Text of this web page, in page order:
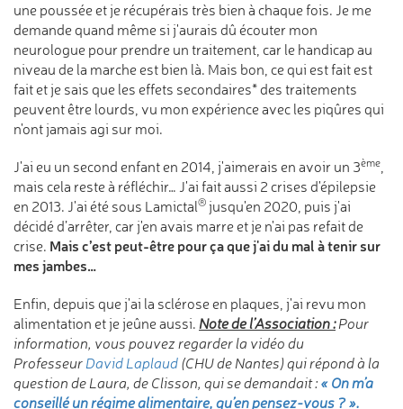
une poussée et je récupérais très bien à chaque fois. Je me
demande quand même si j'aurais dû écouter mon
neurologue pour prendre un traitement, car le handicap au
niveau de la marche est bien là. Mais bon, ce qui est fait est
fait et je sais que les effets secondaires* des traitements
peuvent être lourds, vu mon expérience avec les piqûres qui
n'ont jamais agi sur moi.
J'ai eu un second enfant en 2014, j'aimerais en avoir un 3ème,
mais cela reste à réfléchir… J'ai fait aussi 2 crises d'épilepsie
en 2013. J'ai été sous Lamictal® jusqu'en 2020, puis j'ai
décidé d’arrêter, car j'en avais marre et je n'ai pas refait de
crise. Mais c’est peut-être pour ça que j'ai du mal à tenir sur
mes jambes…
Enfin, depuis que j'ai la sclérose en plaques, j'ai revu mon
alimentation et je jeûne aussi. Note de l’Association :Pour
information, vous pouvez regarder la vidéo du
ProfesseurDavid Laplaud (CHU de Nantes) qui répond à la
question de Laura, de Clisson, qui se demandait : « On m’a
conseillé un régime alimentaire, qu’en pensez-vous ? ».